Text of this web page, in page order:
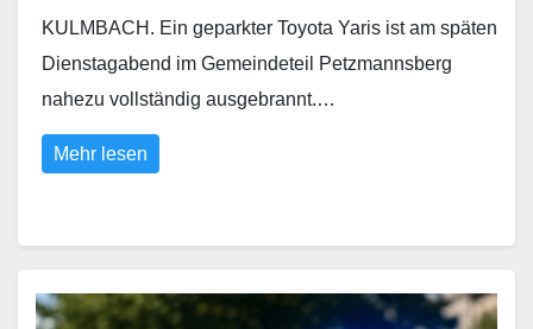
KULMBACH. Ein geparkter Toyota Yaris ist am späten
Dienstagabend im Gemeindeteil Petzmannsberg
nahezu vollständig ausgebrannt.…
Mehr lesen